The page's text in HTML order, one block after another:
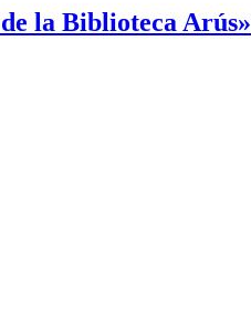
la Biblioteca Arús»